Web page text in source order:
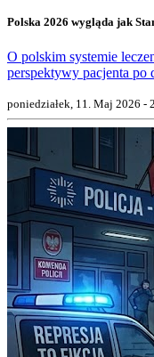
Polska 2026 wygląda jak
O polskim systemie
perspektywy pacjenta po
poniedziałek, 11. Maj 2026 -